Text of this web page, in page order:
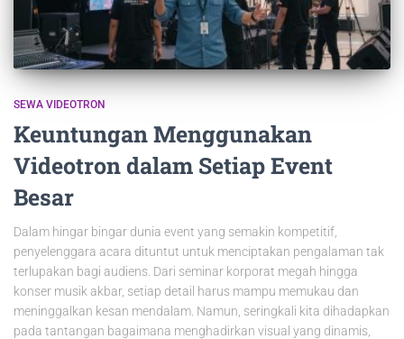
SEWA VIDEOTRON
Keuntungan Menggunakan
Videotron dalam Setiap Event
Besar
Dalam hingar bingar dunia event yang semakin kompetitif,
penyelenggara acara dituntut untuk menciptakan pengalaman tak
terlupakan bagi audiens. Dari seminar korporat megah hingga
konser musik akbar, setiap detail harus mampu memukau dan
meninggalkan kesan mendalam. Namun, seringkali kita dihadapkan
pada tantangan bagaimana menghadirkan visual yang dinamis,